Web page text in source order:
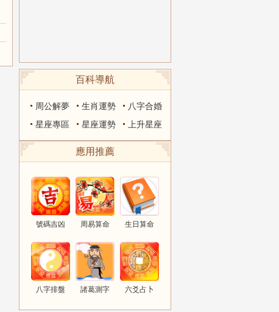
百科導航
周公解夢 生肖運勢
八字合婚
星座專區
星座運勢 上升星座
應用推薦
號碼吉凶 周易算命 生日算命
八字排盤 諸葛測字 六爻占卜